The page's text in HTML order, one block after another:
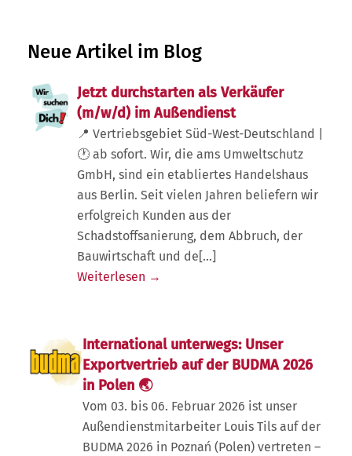
Neue Artikel im Blog
Jetzt durchstarten als Verkäufer
(m/w/d) im Außendienst
📍 Vertriebsgebiet Süd-West-Deutschland |
🕐 ab sofort. Wir, die ams Umweltschutz
GmbH, sind ein etabliertes Handelshaus
aus Berlin. Seit vielen Jahren beliefern wir
erfolgreich Kunden aus der
Schadstoffsanierung, dem Abbruch, der
Bauwirtschaft und de[...]
Weiterlesen →
International unterwegs: Unser
Exportvertrieb auf der BUDMA 2026
in Polen 🌏
Vom 03. bis 06. Februar 2026 ist unser
Außendienstmitarbeiter Louis Tils auf der
BUDMA 2026 in Poznań (Polen) vertreten –